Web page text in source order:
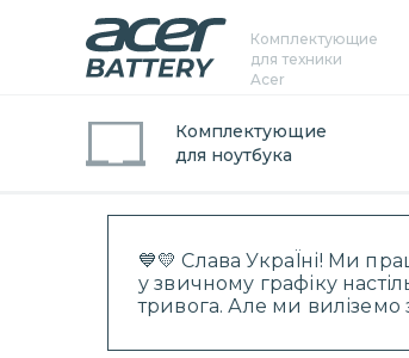
💙💛 Слава УкраЇні! Ми
у звичному графіку
тривога. Але ми виліземо
Комплектующие
для техники
Acer
Комплектующие
для ноутбука